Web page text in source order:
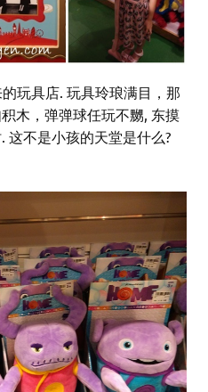
玩具店. 玩具玲琅满目，那
木，弹弹球任玩不嬲, 东摸
这不是小孩的天堂是什么?